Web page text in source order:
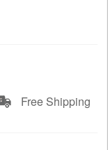
Free Shipping